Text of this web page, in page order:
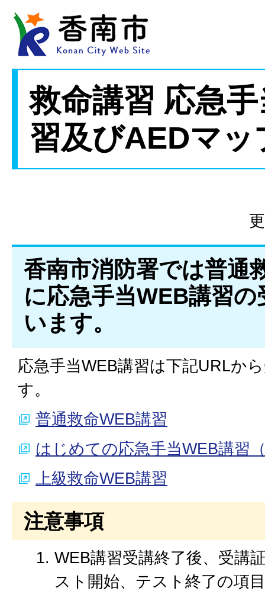
救命講習 応急
習及びAEDマ
香南市消防署では普通
に応急手当WEB講習
います。
応急手当WEB講習は下記URLか
す。
普通救命WEB講習
はじめての応急手当WEB講習
上級救命WEB講習
注意事項
WEB講習受講終了後、受講
スト開始、テスト終了の項